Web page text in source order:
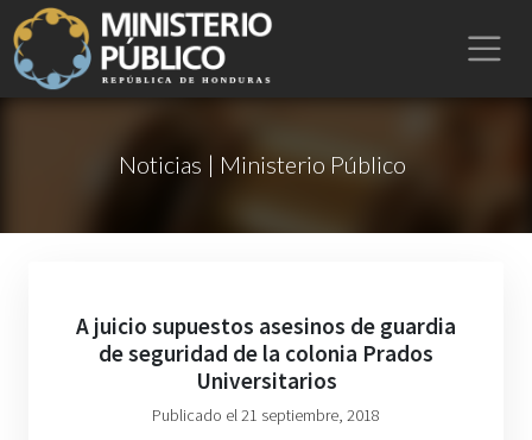
Noticias | Ministerio Público
A juicio supuestos asesinos de guardia
de seguridad de la colonia Prados
Universitarios
Publicado el 21 septiembre, 2018